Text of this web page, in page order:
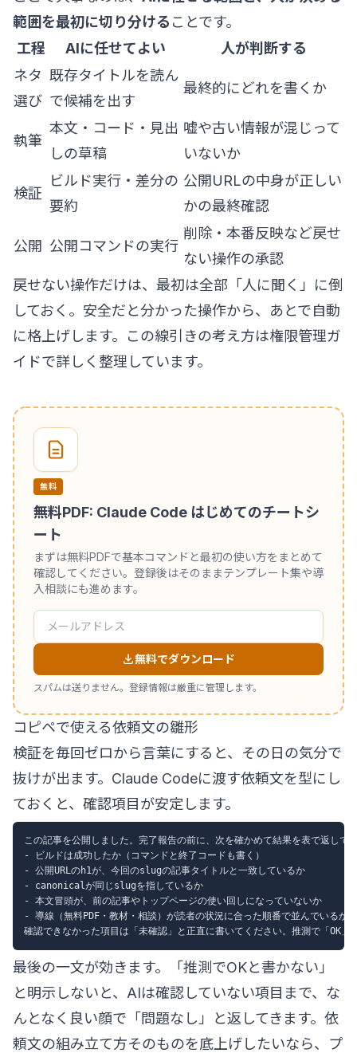
範囲を最初に切り分ける ことです。
工程
AIに任せてよい
人が判断する
ネタ
選び
既存タイトルを読ん
で候補を出す
最終的にどれを書くか
執筆
本文・コード・見出
しの草稿
嘘や古い情報が混じって
いないか
検証
ビルド実行・差分の
要約
公開URLの中身が正しい
かの最終確認
公開 公開コマンドの実行
削除・本番反映など戻せ
ない操作の承認
戻せない操作だけは、最初は全部「人に聞く」に倒
しておく。安全だと分かった操作から、あとで自動
に格上げします。この線引きの考え方は権限管理ガ
イドで詳しく整理しています。
無料
無料PDF: Claude Code はじめてのチートシ
ート
まずは無料PDFで基本コマンドと最初の使い方をまとめて
確認してください。登録後はそのままテンプレート集や導
入相談にも進めます。
無料でダウンロード
スパムは送りません。登録情報は厳重に管理します。
コピペで使える依頼文の雛形
検証を毎回ゼロから言葉にすると、その日の気分で
抜けが出ます。Claude Codeに渡す依頼文を型にし
ておくと、確認項目が安定します。
この記事を公開しました。完了報告の前に、次を確かめて結果を表で返して
- ビルドは成功したか（コマンドと終了コードも書く）
- 公開URLのh1が、今回のslugの記事タイトルと一致しているか
- canonicalが同じslugを指しているか
- 本文冒頭が、前の記事やトップページの使い回しになっていないか
- 導線（無料PDF・教材・相談）が読者の状況に合った順番で並んでいるか
最後の一文が効きます。「推測でOKと書かない」
と明示しないと、AIは確認していない項目まで、な
んとなく良い顔で「問題なし」と返してきます。依
頼文の組み立て方そのものを底上げしたいなら、 プ